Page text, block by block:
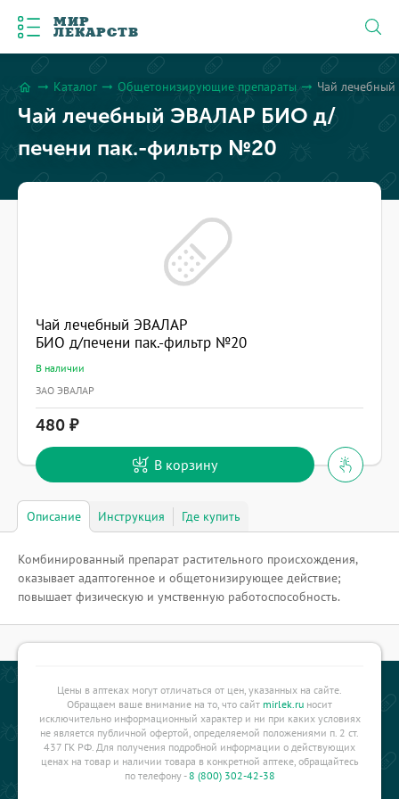
МИР
ЛЕКАРСТВ
home arrow_right_alt Каталог arrow_right_alt Общетонизирующие препараты arrow_right_alt Чай
Чай лечебный ЭВАЛАР БИО д/
печени пак.-фильтр №20
Чай лечебный ЭВАЛАР
БИО д/печени пак.-фильтр №20
В наличии
ЗАО ЭВАЛАР
480
В корзину
Описание Инструкция Где купить
Комбинированный препарат растительного происхождения,
оказывает адаптогенное и общетонизирующее действие;
повышает физическую и умственную работоспособность.
Цены в аптеках могут отличаться от цен, указанных на сайте.
Обращаем ваше внимание на то, что сайт mirlek.ru носит
исключительно информационный характер и ни при каких условиях
не является публичной офертой, определяемой положениями п. 2 ст.
437 ГК РФ. Для получения подробной информации о действующих
ценах на товар и наличии товара в конкретной аптеке, обращайтесь
по телефону -8 (800) 302-42-38